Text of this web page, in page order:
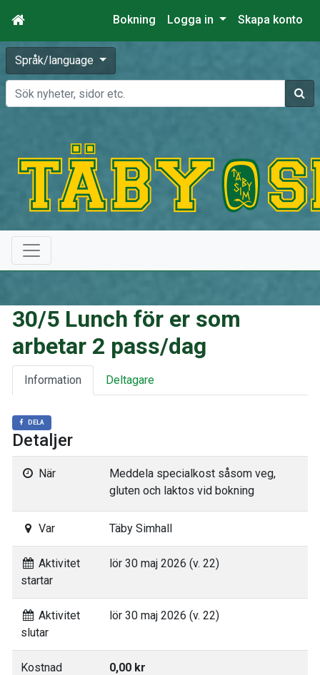
Bokning Logga in Skapa konto
Språk/language
Sök
30/5 Lunch för er som
arbetar 2 pass/dag
Information Deltagare
DELA
Detaljer
När
Meddela specialkost såsom veg,
gluten och laktos vid bokning
Var Täby Simhall
Aktivitet
startar
lör 30 maj 2026 (v. 22)
Aktivitet
slutar
lör 30 maj 2026 (v. 22)
Kostnad 0,00 kr